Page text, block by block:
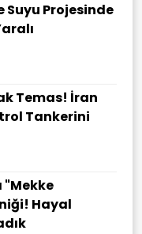
Projesinde
Temas! İran
Tankerini
Hayal